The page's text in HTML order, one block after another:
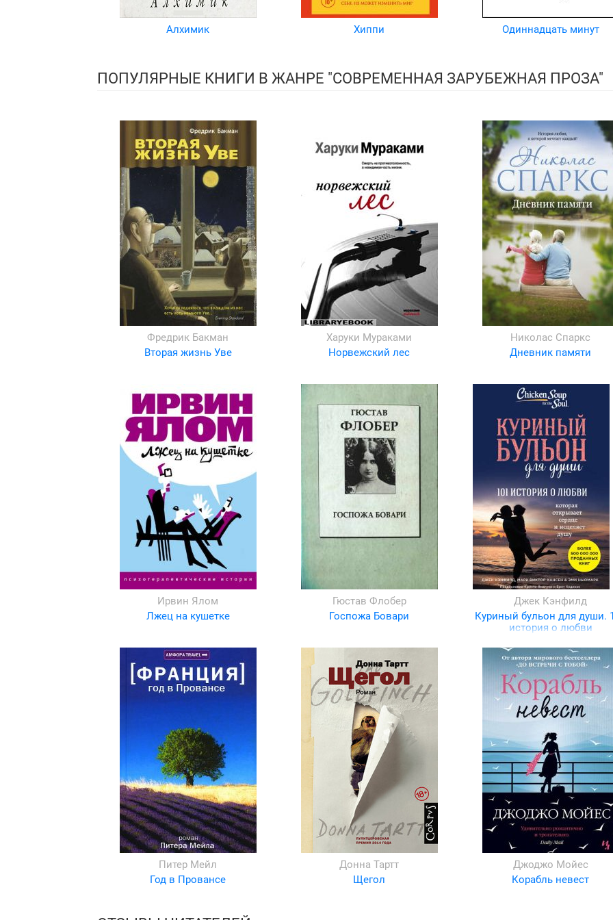
Алхимик Хиппи Одиннадцать минут
ПОПУЛЯРНЫЕ КНИГИ В ЖАНРЕ "СОВРЕМЕННАЯ ЗАРУБЕЖНАЯ ПРОЗА"
Фредрик Бакман
Вторая жизнь Уве
Харуки Мураками
Норвежский лес
Николас Спаркс
Дневник памяти
Ирвин Ялом
Лжец на кушетке
Гюстав Флобер
Госпожа Бовари
Джек Кэнфилд
Куриный бульон для души.
история о любви
Питер Мейл
Год в Провансе
Донна Тартт
Щегол
Джоджо Мойес
Корабль невест